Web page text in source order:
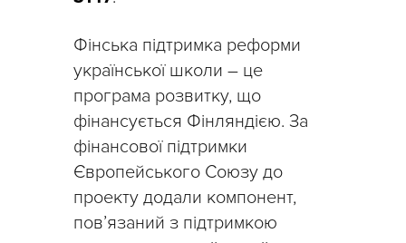
Фінська підтримка реформи
української школи – це
програма розвитку, що
фінансується Фінляндією. За
фінансової підтримки
Європейського Союзу до
проекту додали компонент,
пов’язаний з підтримкою